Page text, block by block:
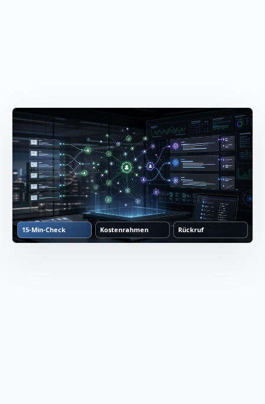
15-Min-Check Kostenrahmen Rückruf